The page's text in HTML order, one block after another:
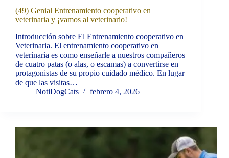
(49) Genial Entrenamiento cooperativo en
veterinaria y ¡vamos al veterinario!
Introducción sobre El Entrenamiento cooperativo en
Veterinaria. El entrenamiento cooperativo en
veterinaria es como enseñarle a nuestros compañeros
de cuatro patas (o alas, o escamas) a convertirse en
protagonistas de su propio cuidado médico. En lugar
de que las visitas…
NotiDogCats
febrero 4, 2026